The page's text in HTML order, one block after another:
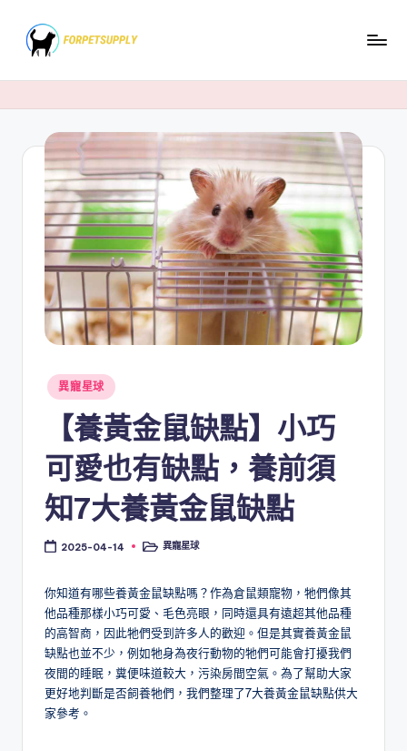
content
Posted
in
異寵星球
【養黃金鼠缺點】小巧
可愛也有缺點，養前須
知7大養黃金鼠缺點
2025-04-14
Posted異寵星球
你知道有哪些養黃金鼠缺點嗎？作為倉鼠類寵物，牠們像其
他品種那樣小巧可愛、毛色亮眼，同時還具有遠超其他品種
的高智商，因此牠們受到許多人的歡迎。但是其實養黃金鼠
缺點也並不少，例如牠身為夜行動物的牠們可能會打擾我們
夜間的睡眠，糞便味道較大，污染房間空氣。為了幫助大家
更好地判斷是否飼養牠們，我們整理了7大養黃金鼠缺點供大
家參考。